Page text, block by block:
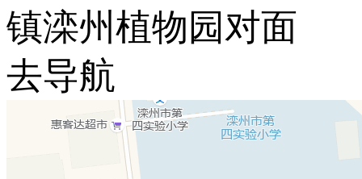
镇滦州植物园对面
去导航